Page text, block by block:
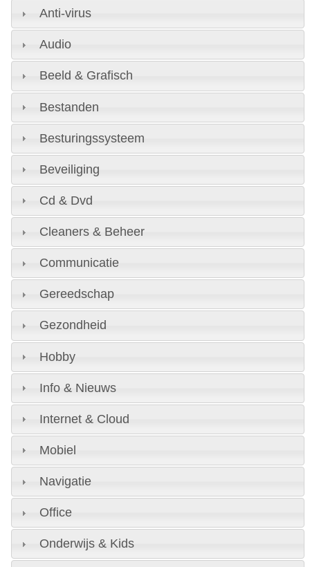
Anti-virus
Audio
Beeld & Grafisch
Bestanden
Besturingssysteem
Beveiliging
Cd & Dvd
Cleaners & Beheer
Communicatie
Gereedschap
Gezondheid
Hobby
Info & Nieuws
Internet & Cloud
Mobiel
Navigatie
Office
Onderwijs & Kids